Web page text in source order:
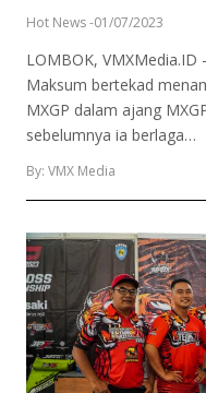
Hot News-01/07/2023
LOMBOK, VMXMedia.ID
Maksum bertekad
MXGP dalam ajang
sebelumnya ia berlaga…
By: VMX Media